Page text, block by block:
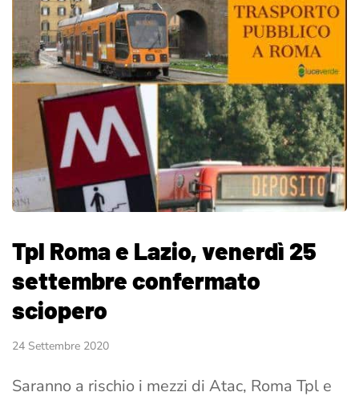
Tpl Roma e Lazio, venerdì 25
settembre confermato
sciopero
24 Settembre 2020
Saranno a rischio i mezzi di Atac, Roma Tpl e